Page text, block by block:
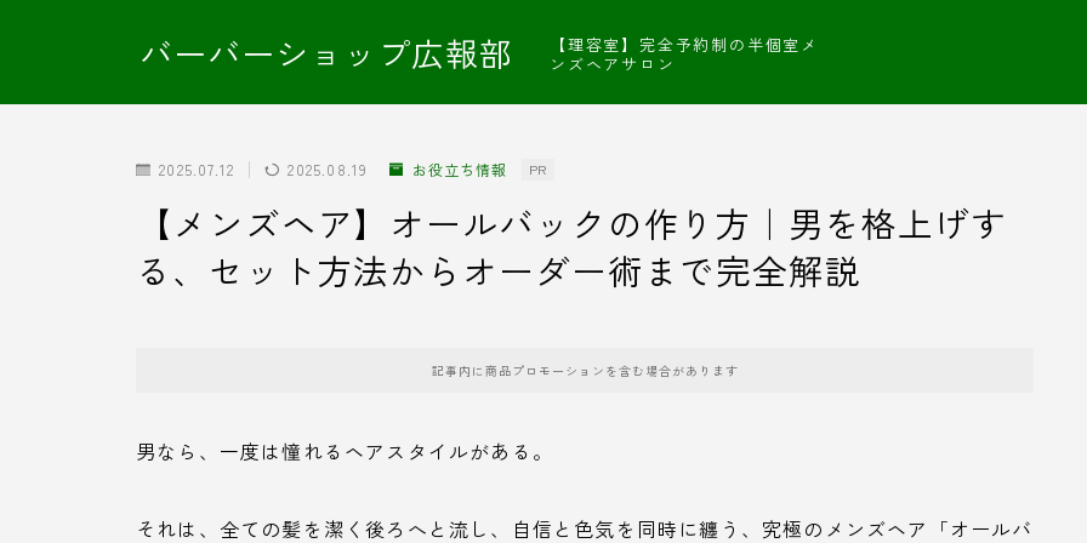
バーバーショップ広報部
【理容室】完全予約制の半個室メ
ンズヘアサロン
2025.07.12 2025.08.19 お役立ち情報 PR
【メンズヘア】オールバックの作り方｜男を格上げす
る、セット方法からオーダー術まで完全解説
記事内に商品プロモーションを含む場合があります
男なら、一度は憧れるヘアスタイルがある。
それは、全ての髪を潔く後ろへと流し、自信と色気を同時に纏う、究極のメンズヘア「オールバ